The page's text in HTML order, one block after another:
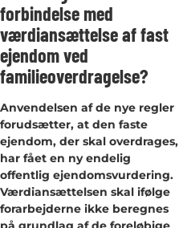
forbindelse med
værdiansættelse af fast
ejendom ved
familieoverdragelse?
Anvendelsen af de nye regler
forudsætter, at den faste
ejendom, der skal overdrages,
har fået en ny endelig
offentlig ejendomsvurdering.
Værdiansættelsen skal ifølge
forarbejderne ikke beregnes